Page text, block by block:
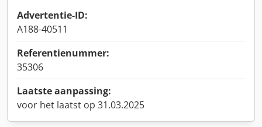
Advertentie-ID:
A188-40511
Referentienummer:
35306
Laatste aanpassing:
voor het laatst op 31.03.2025